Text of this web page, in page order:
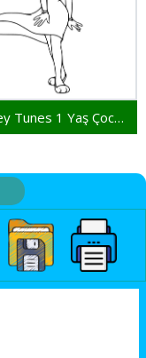
Looney Tunes 1 Yaş Çocuklar İçin